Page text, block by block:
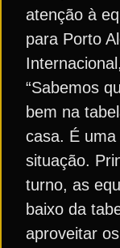
atenção à
para Porto
“Sabemos
bem na
casa. É
situação.
turno, as
baixo da
aproveitar